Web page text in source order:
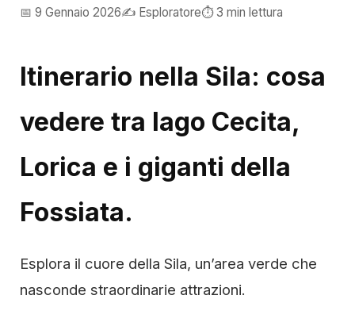
📅 9 Gennaio 2026✍️ Esploratore⏱️ 3 min lettura
Itinerario nella Sila: cosa
vedere tra lago Cecita,
Lorica e i giganti della
Fossiata.
Esplora il cuore della Sila, un’area verde che
nasconde straordinarie attrazioni.